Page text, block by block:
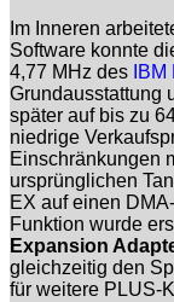
Im Inneren
Software konnte
4,77 MHz des IBM
Grundausstattung
später auf bis zu
niedrige
Einschränkungen
ursprünglichen
EX auf einen
Funktion wurde
Expansion
gleichzeitig den
für weitere PLUS-